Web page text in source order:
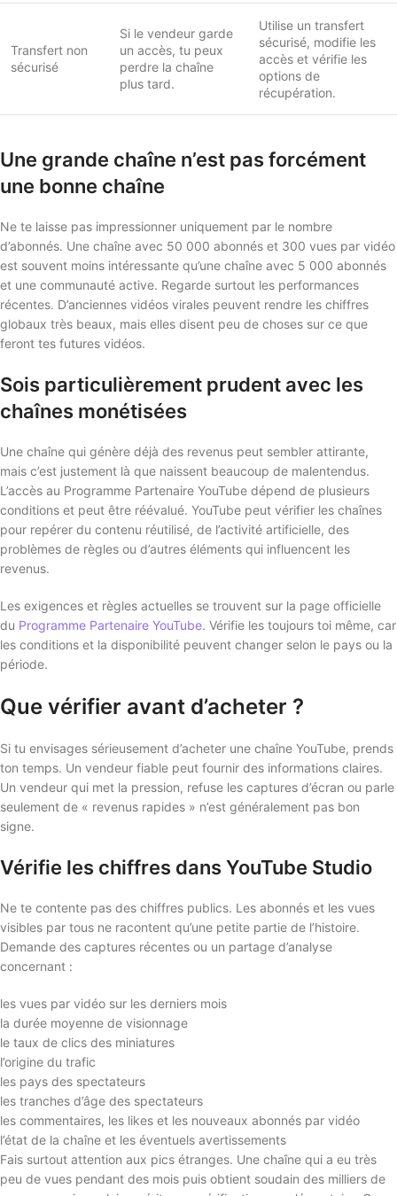
Transfert non
sécurisé
Si le vendeur garde
un accès, tu peux
perdre la chaîne
plus tard.
Utilise un transfert
sécurisé, modifie les
accès et vérifie les
options de
récupération.
Une grande chaîne n’est pas forcément
une bonne chaîne
Ne te laisse pas impressionner uniquement par le nombre
d’abonnés. Une chaîne avec 50 000 abonnés et 300 vues par vidéo
est souvent moins intéressante qu’une chaîne avec 5 000 abonnés
et une communauté active. Regarde surtout les performances
récentes. D’anciennes vidéos virales peuvent rendre les chiffres
globaux très beaux, mais elles disent peu de choses sur ce que
feront tes futures vidéos.
Sois particulièrement prudent avec les
chaînes monétisées
Une chaîne qui génère déjà des revenus peut sembler attirante,
mais c’est justement là que naissent beaucoup de malentendus.
L’accès au Programme Partenaire YouTube dépend de plusieurs
conditions et peut être réévalué. YouTube peut vérifier les chaînes
pour repérer du contenu réutilisé, de l’activité artificielle, des
problèmes de règles ou d’autres éléments qui influencent les
revenus.
Les exigences et règles actuelles se trouvent sur la page officielle
du Programme Partenaire YouTube. Vérifie les toujours toi même, car
les conditions et la disponibilité peuvent changer selon le pays ou la
période.
Que vérifier avant d’acheter ?
Si tu envisages sérieusement d’acheter une chaîne YouTube, prends
ton temps. Un vendeur fiable peut fournir des informations claires.
Un vendeur qui met la pression, refuse les captures d’écran ou parle
seulement de « revenus rapides » n’est généralement pas bon
signe.
Vérifie les chiffres dans YouTube Studio
Ne te contente pas des chiffres publics. Les abonnés et les vues
visibles par tous ne racontent qu’une petite partie de l’histoire.
Demande des captures récentes ou un partage d’analyse
concernant :
les vues par vidéo sur les derniers mois
la durée moyenne de visionnage
le taux de clics des miniatures
l’origine du trafic
les pays des spectateurs
les tranches d’âge des spectateurs
les commentaires, les likes et les nouveaux abonnés par vidéo
l’état de la chaîne et les éventuels avertissements
Fais surtout attention aux pics étranges. Une chaîne qui a eu très
peu de vues pendant des mois puis obtient soudain des milliers de